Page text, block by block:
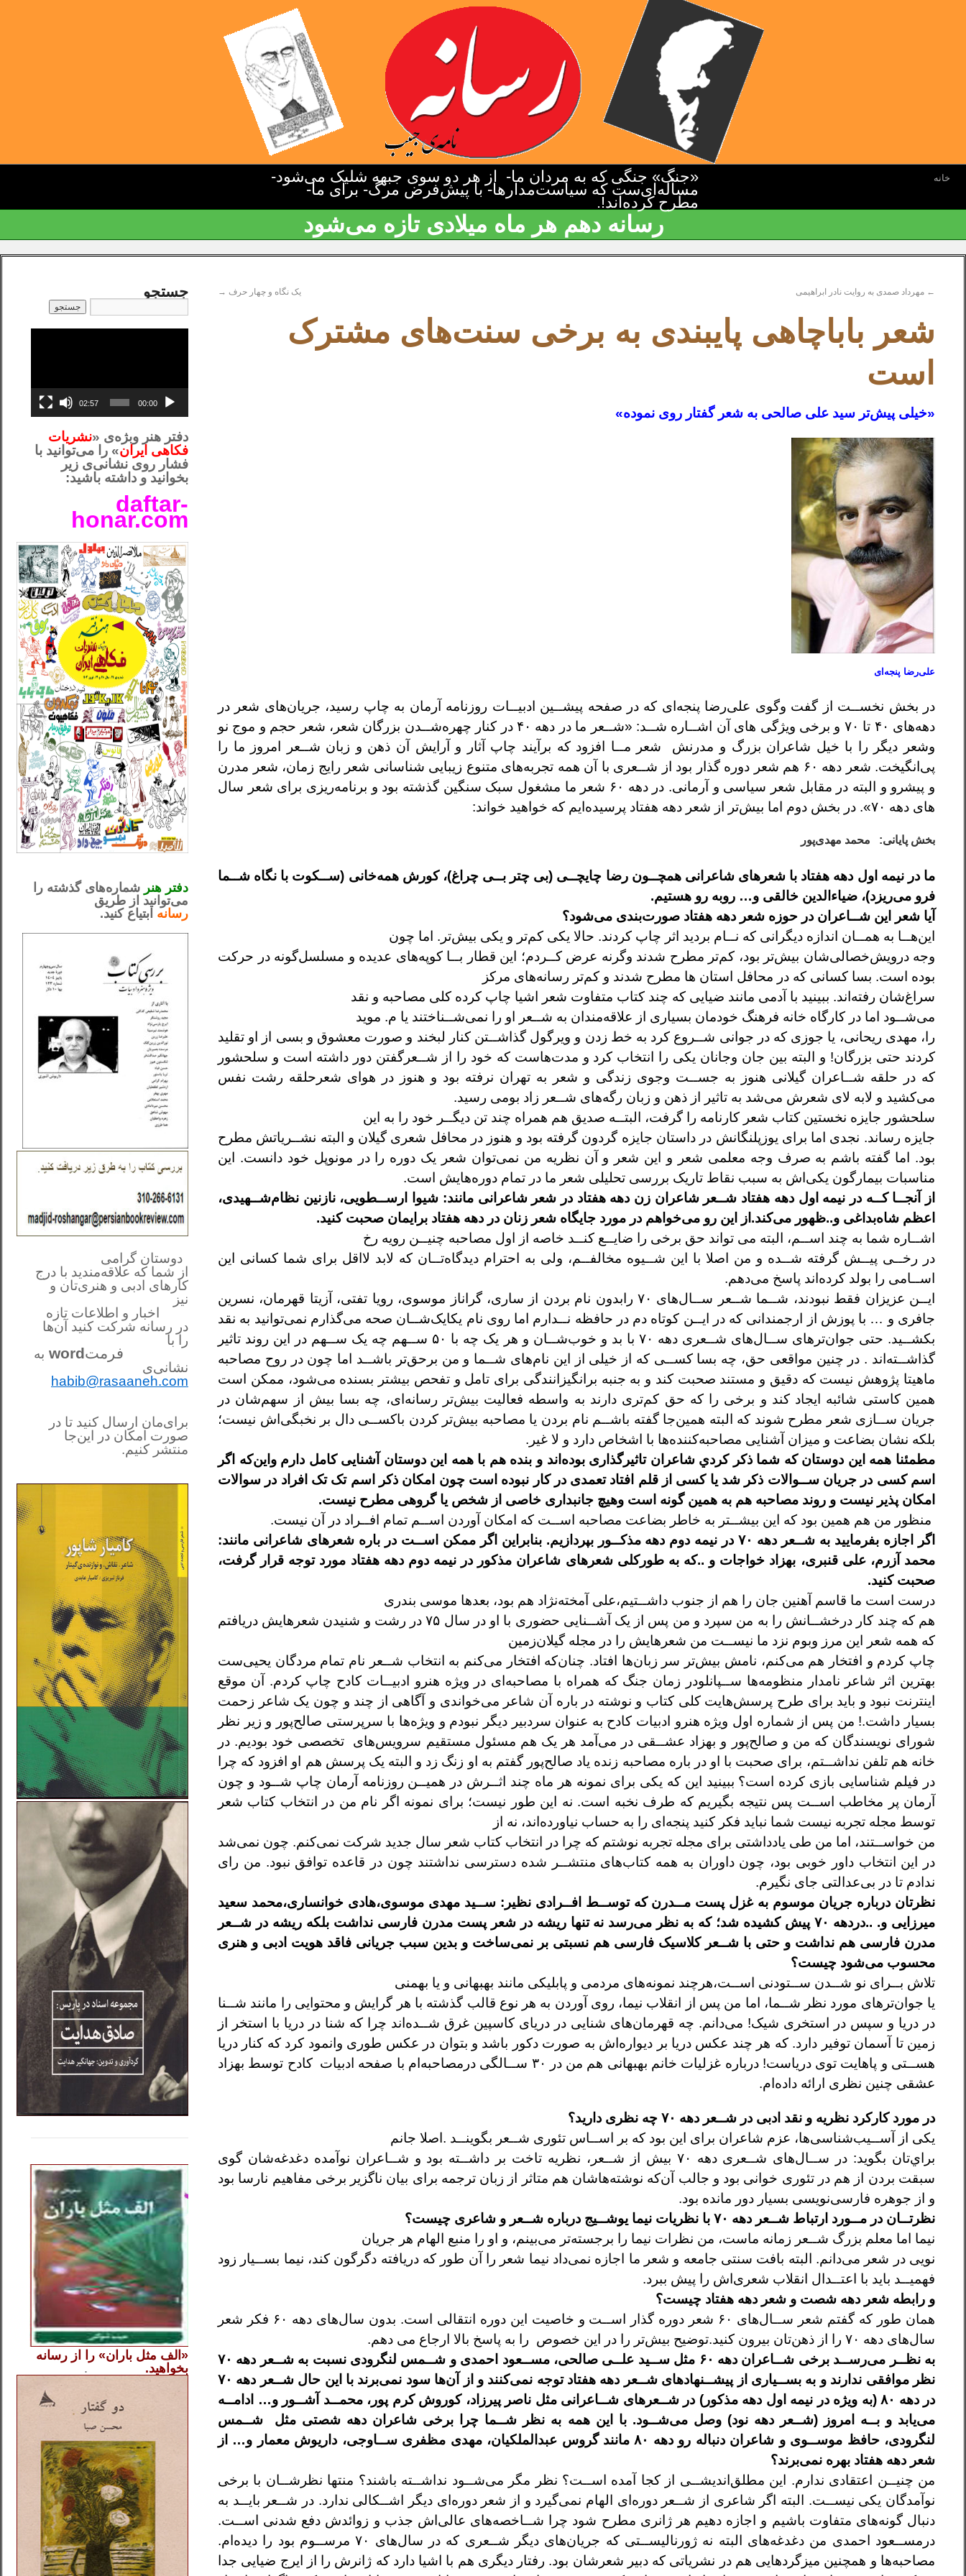
خانه «جنگ» جنگی که به مردان ما- از هر دو سوی جبهه شلیک می‌شود-
مسأله‌ای‌ست که سیاست‌مدارها- با پیش‌فرض مرگ- برای ما-
مطرح کرده‌اند!.
رسانه دهم هر ماه میلادی تازه می‌شود
← مهرداد صمدی به روایت نادر ابراهیمی یک نگاه و چهار حرف →
شعر باباچاهی پايبندی به برخی سنت‌های مشترک
است
«خيلی پيش‌تر سيد علی صالحی به شعر گفتار روی نموده»
علی‌رضا پنجه‌ای
در بخش نخســت از گفت وگوی علی‌رضا پنجه‌ای که در صفحه پيشــين ادبيــات روزنامه آرمان به چاپ رسيد، جريان‌های شعر در
دهه‌های ۴۰ تا ۷۰ و برخی
ويژگی های آن اشــاره شــد: «شــعر ما در دهه ۴۰ در
کنار چهره‌شــدن بزرگان شعر، شعر حجم و موج نو
وشعر ديگر را با خيل شاعران بزرگ و مدرنش شعر مــا افزود که برآيند چاپ آثار و آرايش آن ذهن و زبان شــعر امروز ما را
پی‌انگيخت. شعر دهه ۶۰ هم شعر
دوره گذار بود از شــعری با آن همه تجربه‌های متنوع زيبايی شناسانی شعر رايج زمان، شعر مدرن
و پيشرو و
البته در مقابل شعر سياسی و آرمانی. در دهه ۶۰ شعر ما مشغول سبک سنگين گذشته بود و برنامه‌ريزی برای شعر سال
های دهه ۷۰». در بخش دوم اما بيش‌تر از شعر
دهه هفتاد پرسيده‌ايم که خواهيد خواند:
بخش پایانی: محمد مهدی‌پور
ما در نيمه اول دهه هفتاد با شعرهای شاعرانی همچــون رضا چايچــی (بی چتر بــی چراغ)، کورش همه‌خانی (ســکوت با نگاه شــما
فرو می‌ريزد)، ضياءالدين خالقی و… روبه رو هستيم.
آيا شعر اين شــاعران در حوزه شعر دهه هفتاد صورت‌بندی می‌شود؟
اين‌هــا به همــان اندازه ديگرانی که نــام برديد اثر چاپ کردند. حالا يکی کم‌تر و يکی بيش‌تر. اما چون
وجه درويش‌خصالی‌شان بيش‌تر بود، کم‌تر مطرح شدند وگرنه عرض کــردم؛ اين قطار بــا کوپه‌های عديده و مسلسل‌گونه در حرکت
بوده است. بسا کسانی که در محافل استان ها مطرح شدند و کم‌تر رسانه‌های مرکز
سراغ‌شان رفته‌اند. ببينيد با آدمی مانند ضيايی که چند کتاب متفاوت شعر اشيا چاپ کرده کلی مصاحبه و نقد
می‌شــود اما در کارگاه خانه فرهنگ خودمان بسياری از علاقه‌مندان به شــعر او را نمی‌شــناختند يا م. مويد
را، مهدی ريحانی، يا جوزی که در جوانی شــروع کرد به خط زدن و ويرگول گذاشــتن کنار لبخند و صورت معشوق و بسی از او تقليد
کردند حتی بزرگان! و البته بين جان وجانان يکی را انتخاب کرد و مدت‌هاستکه خود را از شــعرگفتن دور داشته است و سلحشور
که در حلقه شــاعران گيلانی هنوز به جســت وجوی زندگی و شعر به تهران نرفته بود و هنوز در هوای شعر حلقه رشت نفس
می‌کشيد و لابه لای شعرش می‌شد به تاثير از ذهن و زبان رگه‌های شــعر زاد بومی رسيد.
سلحشور جايزه نخستين کتاب شعر کارنامه را گرفت،
البتــه صديق هم همراه چند تن ديگــر خود را به اين
جايزه رساند. نجدی اما برای يوزپلنگانش در داستان جايزه گردون گرفته بود و هنوز در محافل شعری گيلان و البته نشــرياتش مطرح
بود. اما گفته باشم به صرف وجه معلمی شعر و اين شعر و آن نظريه من نمی‌توان شعر يک دوره را در مونوپل خود دانست. اين
مناسبات بيمارگون يکی‌اش به سبب نقاط تاريک بررسی تحليلی شعر ما در تمام دوره‌هايش است.
از آنجــا کــه در نيمه اول دهه هفتاد شــعرشاعران زن دهه هفتاد در شعر شاعرانی مانند: شيوا ارســطويی، نازنين نظام‌شــهيدی،
اعظم شاه‌بداغی و..ظهور می‌کند.از اين رو می‌خواهم در مورد جايگاه شعر زنان در دهه هفتاد برايمان صحبت کنيد.
اشــاره شما به چند اســم، البته می تواند حق برخی را ضايــع کنــد خاصه از اول مصاحبه چنيــن رويه رخ
در رخــی پيــش گرفته شــده و من اصلا با اين شــيوه مخالفــم، ولی به احترام ديدگاه‌تــان که لابد لااقل برای شما کسانی اين
اســامی را بولد کرده‌اند پاسخ می‌دهم.
ايــن عزيزان فقط نبودند، شــما شــعر ســال‌های ۷۰ را
بدون نام بردن از ساری، گراناز موسوی، رويا تفتی، آزيتا قهرمان، نسرين
جافری و … با پوزش از ارجمندانی کهدر ايــن کوتاه دم در حافظه نــدارم اما روی نام يکايک‌شــان صحه می‌گذارم نمی‌توانيد به نقد
بکشــيد. حتی جوان‌ترهای ســال‌های شــعری دهه ۷۰ با بد و خوب‌ شــان و هر يک چه با ۵۰ ســهم چه يک ســهم در اين
روند تاثير
گذاشــته‌اند . در چنين مواقعی حق، چه بساکســی که از خيلی از اين نام‌های شــما و من برحق‌تر باشــد اما چون در روح مصاحبه
ماهيتا پژوهش نيستکه دقيق و مستند صحبت کند و به جنبه برانگيزانندگی برای تامل و تفحص بيشتر بسنده می‌شود، ممکن است
همين کاستی شائبه ايجاد کند و برخی را که حق کم‌تری دارند به واسطه فعاليت بيش‌تر رسانه‌ای، چه بسا بيش از سهم‌شان در
جريان ســازی شعر مطرح شوند که البته همين‌جا گفته باشــم نام بردن يا مصاحبه بيش‌تر کردن باکســی دال بر نخبگی‌اش نيست؛
بلکه نشان بضاعت و ميزان آشنايی مصاحبه‌کننده‌ها با اشخاص دارد و لا غير.
مطمئنا همه اين دوستان که شما ذکر کرديشاعران تاثيرگذاری بوده‌اند و بنده هم با همه اين دوستان آشنايی کامل دارم واين‌که اگر
اسمکسی در جريان ســوالات ذکر شد يا کسی ازقلم افتاد تعمدی در کار نبوده است چون امکانذکر اسم تک تک افراد در سوالات
امکان پذير نيست و روند مصاحبه هم به همين گونه است وهيچ جانبداری خاصی از شخص يا گروهی مطرح نيست.
منظور من هم همين بود که اين بيشــتر به خاطر بضاعت مصاحبه اســت که امکان آوردن اســم تمام افــراد در آن نيست.
اگر اجازه بفرماييد به شــعر دهه ۷۰ در نيمه
دوم دهه مذکــور بپردازيم. بنابراين اگر ممکن اســت در باره شعرهای شاعرانی مانند:
محمد آزرم، علی قنبری، بهزاد خواجات و ..که به طورکلی شعرهای شاعران مذکور در نيمه دوم دهههفتاد مورد توجه قرار گرفت،
صحبت کنيد.
درست است ما قاسم آهنين جان را هم از جنوب داشــتيم،علی آمخته‌نژاد هم بود، بعدها موسی بندری
هم که چند کار درخشــانش را به من سپرد و من پس از يک آشــنايی حضوری با او در سال ۷۵ در رشت و
شنيدن شعرهايش دريافتم
که همه شعر اين مرز وبوم نزد ما نيســت من شعرهايش را در مجله گيلان‌زمين
چاپ کردم و افتخار هم می‌کنم، نامش بيش‌تر سر زبان‌ها
افتاد. چنان‌که افتخار می‌کنم به انتخاب شــعر نام تمام‌ مردگان يحيی‌ست
بهترين اثر شاعر نامدار منظومه‌ها ســپانلودر زمان جنگ که همراه با مصاحبه‌ای در ويژه هنرو ادبيــات کادح چاپ کردم. آن موقع
اينترنت نبود و بايد برای طرح پرسش‌هايت کلی کتاب و نوشته در باره آن شاعر می‌خواندی و آگاهی از چند و چون يک شاعر زحمت
بسيار داشت.! من پس از شماره اول ويژه هنرو ادبيات کادح به عنوان سردبير ديگر نبودم و ويژه‌ها با سرپرستی صالح‌پور و زير نظر
شورای نويسندگانکه من و صالح‌پور و بهزاد عشــقی در می‌آمد هر يک هم مسئول مستقيم سرويس‌های تخصصی خود بوديم. در
خانه هم تلفن نداشــتم، برای صحبت با او در باره مصاحبه زنده ياد صالح‌پور گفتم به او زنگ زد و البته يک پرسش هم او افزود که چرا
در فيلم شناسايی بازی کرده است؟ ببينيد اين که يکی برای نمونه هر ماه چند اثــرش در هميــن روزنامه آرمان چاپ شــود و چون
آرمان پر مخاطب اســت پس نتيجه بگيريم که طرف نخبه است. نه اين طور نيست؛ برای نمونه اگر نام من در انتخاب کتاب شعر
توسط مجله تجربه نيست شما نبايد فکر کنيد پنجه‌ای را به حساب نياورده‌اند، نه از
من خواســتند، اما من طی يادداشتی برای مجله تجربه نوشتم که چرا در انتخاب کتاب شعر سال جديد شرکت نمی‌کنم. چون نمی‌شد
در اين انتخاب داور خوبی بود، چون داوران به همه کتاب‌های منتشــر شده دسترسی نداشتند چون در قاعده توافق نبود. من رای
ندادم تا در بی‌عدالتی جای نگيرم.
نظرتان درباره جريان موسوم به غزل پست مــدرن که توســط افــرادی نظير: ســيد مهدیموسوی،هادی خوانساری،محمد سعيد
ميرزايی و. ..دردهه ۷۰ پيش کشيده شد؛ که به نظر می‌رسد نه تنها ريشه در شعر پست مدرن فارسی نداشتبلکه ريشه در شــعر
مدرن فارسی هم نداشت و حتی با شــعر کلاسيک فارسی هم نسبتی بر نمی‌ساخت و بدين سبب جريانی فاقد هويت ادبی و هنری
محسوب می‌شود چيست؟
تلاش بــرای نو شــدن ســتودنی اســت،هرچند نمونه‌های مردمی و پابليکی مانند بهبهانی و يا بهمنی
يا جوان‌ترهای مورد نظر شــما، اما من پس از انقلاب نيما، روی آوردن به هر نوع قالب گذشته با هر گرايش و محتوايی را مانند شــنا
در دريا و سپس در استخری شيک! می‌دانم. چه قهرمان‌های شنايی در دريای کاسپين غرق شــده‌اند چرا که شنا در دريا با استخر از
زمين تا
آسمان توفير دارد. که هر چند عکس دريا بر ديواره‌اش به صورت دکور باشد و بتوان در عکس طوری وانمود کرد که کنار دريا
هســتی و پاهايت توی درياست! در باره غزليات خانم بهبهانی هم من در ۳۰ ســالگی در
مصاحبه‌ام با صفحه ادبيات کادح توسط بهزاد
عشقی چنين نظری ارائه داده‌ام.
در مورد کارکرد نظريه و نقد ادبی در شــعر دهه ۷۰ چه نظری داريد؟
يکی از آســيب‌شناسی‌ها، عزم شاعران برای اين بود که بر اســاس تئوری شــعر بگوينــد .اصلا جانم
براي‌تان بگويد: در ســال‌های شــعری دهه ۷۰ بيش از
شــعر، نظريه تاخت بر داشــته بود و شــاعران نوآمدهدغدغه‌شان گوی
سبقت بردن از هم در تئوری خوانی بود و جالب آن‌که نوشته‌هاشان هم متاثر از زبان ترجمه برای بيان ناگزير برخی مفاهيم نارسا بود
و از جوهره فارسی‌نويسی بسيار دور مانده بود.
نظرتــان در مــورد ارتباط شــعر دهه ۷۰ با
نظريات نيما يوشــيج درباره شــعر و شاعری چيست؟
نيما اما معلم بزرگ شــعر زمانه ماست، من نظرات نيما را برجسته‌تر می‌بينم، و او را منبع الهام هر جريان
نويی در شعر می‌دانم. البته بافت سنتی جامعه و شعر ما
اجازه نمی‌داد نيما شعر را آن طور که دريافته دگرگون کند، نيما بســيار زود
فهميــد بايد با اعتــدال انقلاب شعری‌اش را پيش ببرد.
و رابطه شعر دهه شصت و شعر دهه هفتاد چيست؟
همان طور که گفتم شعر ســال‌های ۶۰ شعر دوره
گذار اســت و خاصيت اين دوره انتقالی است. بدون
سال‌های‌ دهه ۶۰ فکر شعر
سال‌های دهه ۷۰ را از ذهن‌ت
ان بيرون کنيد.توضيح بیش‌تر را در اين خصوص را به پاسخ بالا ارجاع می دهم.
به نظــر می‌رســد برخی شــاعران دهه ۶۰
مثل ســيد علــی صالحی، مســعود احمدی و
شــمس لنگرودی نسبت به شــعر دهه ۷۰
نظرموافقی ندارند و به بســياری از پيشــنهادهایشــعر دهه هفتاد توجه نمی‌کنند و از آن‌ها سود ن
می‌برند با اين حال شــعر دهه ۷۰
در دهه ۸۰
(به ويژه در نيمه اول دهه مذکور) در شــعرهای شــاعرانی مثل ناصر پيرزاد، کوروش کرم پور،محمــد آشــور و… ادامــه
می‌يابد و بــه امروز(شــعر دهه نود) وصل می‌شــود. با اين همه به نظر شــما چرا برخی شاعران دهه شصتی مثل شــمس
لنگرودی، حافظ موســوی و شاعراندنباله رو دهه ۸۰ مانند گروس عبدالملکيان، مهدی
مظفری ســاوجی، داريوش معمار و… از
شعر دهه هفتاد بهره نمی‌برند؟
من چنيــن اعتقادی ندارم. اين مطلق‌انديشــی ازکجا آمده اســت؟ نظر مگر می‌شــود نداشــته باشند؟ منتها نظرشــان با برخی
نوآمدگان يکی نيســت. البته اگر شاعری از شــعر دوره‌ای الهام نمی‌گيرد و از شعردوره‌ای ديگر اشــکالی ندارد. در شــعر بايــد به
دنبالگونه‌های متفاوت باشيم و اجازه دهيم هر ژانری مطرح شود چرا شــاخصه‌های عالی‌اش جذب و زوائدش دفع شدنی اســت.
درمســعود احمدی من دغدغه‌های
البته نه ژورناليســتی که جريان‌های ديگر شــعری که
در سال‌های ۷۰ مرســوم بود را ديده‌ام.
مصاحبه‌ها و همچنين ميزگردهايی هم در نشرياتی که دبير شعرشان بود. رفتار ديگری هم با اشيا دارد که ژانرش را از ايرج ضيايی جدا
جستجو
00:00
02:57
دفتر هنر وبژه‌ی «نشریات
فکاهی ایران» را می‌توانید با
فشار روی نشانی‌ی زیر
بخوانید و داشته باشید:
daftar-
honar.com
دفتر هنر شماره‌های گذشته را
می‌توانید از طریق
رسانه ابتیاع کنید.
دوستان گرامی
از شما که علاقه‌مندید با درج
کارهای‌ ادبی و هنری‌تان و
نیز
اخبار و اطلاعات تازه
در رسانه شرکت کنید آن‌ها
را با
فرمتword به
نشانی‌ی
habib@rasaaneh.com
برای‌مان ارسال کنید تا در
صورت امکان در این‌جا
منتشر کنیم.
«الف مثل باران» را از رسانه
بخواهید.
.